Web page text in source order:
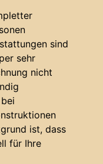
sind
sehr
nicht
ist, dass
für Ihre